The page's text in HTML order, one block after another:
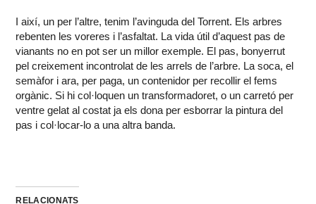
I així, un per l’altre, tenim l’avinguda del Torrent. Els arbres
rebenten les voreres i l’asfaltat. La vida útil d’aquest pas de
vianants no en pot ser un millor exemple. El pas, bonyerrut
pel creixement incontrolat de les arrels de l’arbre. La soca, el
semàfor i ara, per paga, un contenidor per recollir el fems
orgànic. Si hi col·loquen un transformadoret, o un carretó per
ventre gelat al costat ja els dona per esborrar la pintura del
pas i col·locar-lo a una altra banda.
RELACIONATS